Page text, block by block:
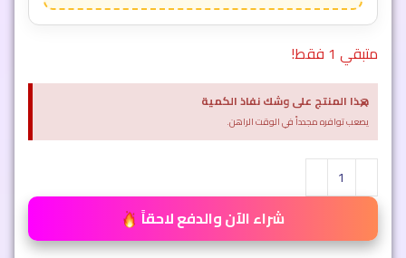
متبقي 1 فقط!
هذا المنتج على وشك نفاذ الكمية
يصعب توافره مجدداً في الوقت الراهن.
×
شراء الآن والدفع لاحقاً